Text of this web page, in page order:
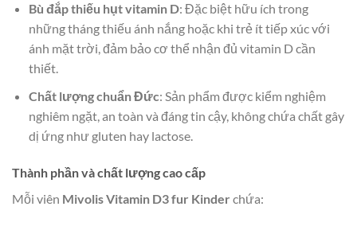
Bù đắp thiếu hụt vitamin D: Đặc biệt hữu ích trong
những tháng thiếu ánh nắng hoặc khi trẻ ít tiếp xúc với
ánh mặt trời, đảm bảo cơ thể nhận đủ vitamin D cần
thiết.
Chất lượng chuẩn Đức: Sản phẩm được kiểm nghiệm
nghiêm ngặt, an toàn và đáng tin cậy, không chứa chất gây
dị ứng như gluten hay lactose.
Thành phần và chất lượng cao cấp
Mỗi viên Mivolis Vitamin D3 fur Kinder chứa: